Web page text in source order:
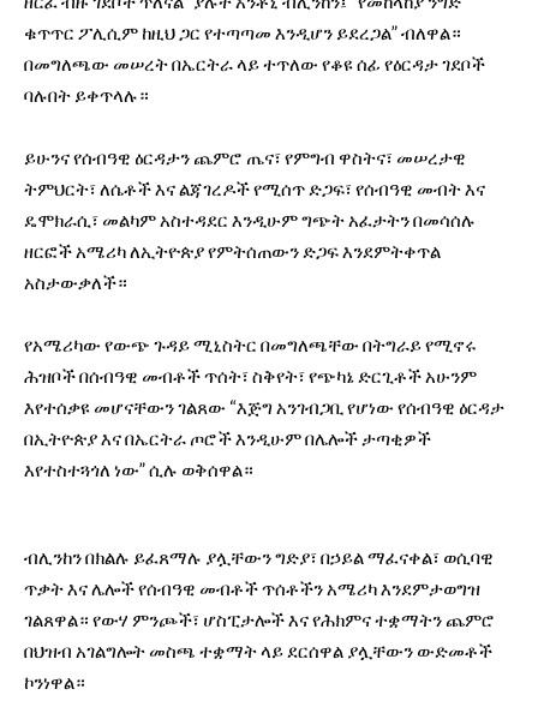
ቁጥጥር ፖሊሲም ከዚህ ጋር የተጣጣመ እንዲሆን ይደረጋል” ብለዋል።
በመግለጫው መሠረት በኤርትራ ላይ ተጥለው የቆዩ ሰፊ የዕርዳታ ገደቦች
ባሉበት ይቀጥላሉ።
ይሁንና የሰብዓዊ ዕርዳታን ጨምሮ ጤና፣ የምግብ ዋስትና፣ መሠረታዊ
ትምህርት፣ ለሴቶች እና ልጃገረዶች የሚሰጥ ድጋፍ፣ የሰብዓዊ መብት እና
ዴሞክራሲ፣ መልካም አስተዳደር እንዲሁም ግጭት አፈታትን በመሳሰሉ
ዘርፎች አሜሪካ ለኢትዮጵያ የምትሰጠውን ድጋፍ እንደምትቀጥል
አስታውቃለች።
የአሜሪካው የውጭ ጉዳይ ሚኒስትር በመግለጫቸው በትግራይ የሚኖሩ
ሕዝቦች በሰብዓዊ መብቶች ጥሰት፣ ስቅየት፣ የጭካኔ ድርጊቶች አሁንም
እየተሰቃዩ መሆናቸውን ገልጸው “እጅግ አንገብጋቢ የሆነው የሰብዓዊ ዕርዳታ
በኢትዮጵያ እና በኤርትራ ጦሮች እንዲሁም በሌሎች ታጣቂዎች
እየተስተጓጎለ ነው” ሲሉ ወቅሰዋል።
ብሊንከን በክልሉ ይፈጸማሉ ያሏቸውን ግድያ፣ በኃይል ማፈናቀል፣ ወሲባዊ
ጥቃት እና ሌሎች የሰብዓዊ መብቶች ጥሰቶችን አሜሪካ እንደምታወግዝ
ገልጸዋል። የውሃ ምንጮች፣ ሆስፒታሎች እና የሕክምና ተቋማትን ጨምሮ
በህዝብ አገልግሎት መስጫ ተቋማት ላይ ደርሰዋል ያሏቸውን ውድመቶች
ኮንነዋል።